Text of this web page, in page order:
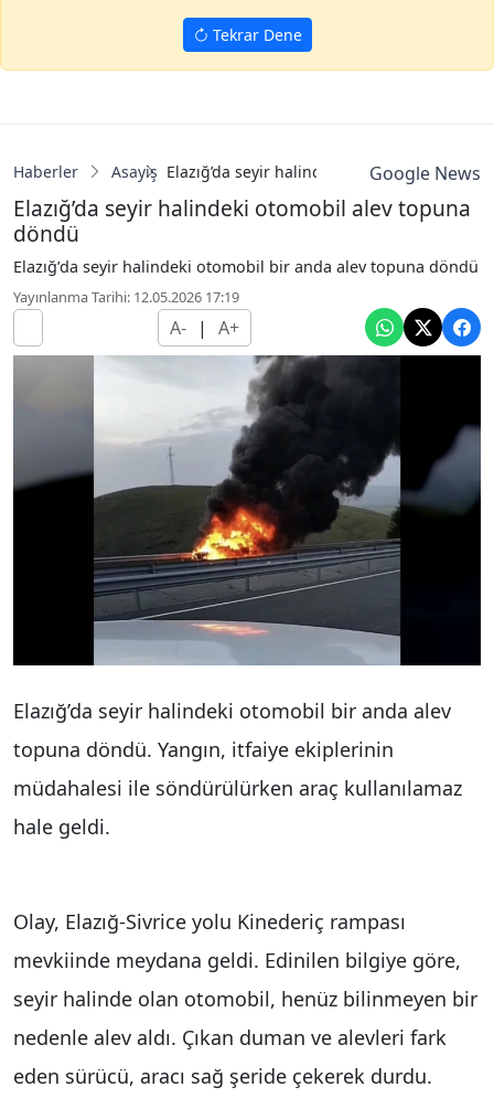
Tekrar Dene
Haberler Asayiş Elazığ’da seyir halindeki otomobil alev
Google News
Elazığ’da seyir halindeki otomobil alev topuna
döndü
Elazığ’da seyir halindeki otomobil bir anda alev topuna döndü
Yayınlanma Tarihi: 12.05.2026 17:19
A- | A+
Elazığ’da seyir halindeki otomobil bir anda alev
topuna döndü. Yangın, itfaiye ekiplerinin
müdahalesi ile söndürülürken araç kullanılamaz
hale geldi.
Olay, Elazığ-Sivrice yolu Kinederiç rampası
mevkiinde meydana geldi. Edinilen bilgiye göre,
seyir halinde olan otomobil, henüz bilinmeyen bir
nedenle alev aldı. Çıkan duman ve alevleri fark
eden sürücü, aracı sağ şeride çekerek durdu.